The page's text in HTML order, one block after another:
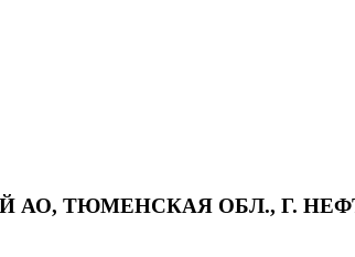
АО, ТЮМЕНСКАЯ ОБЛ., Г.